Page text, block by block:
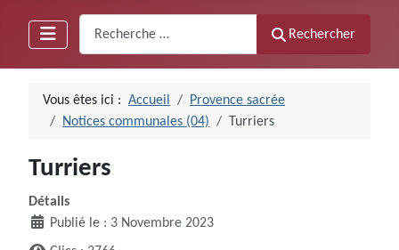
Rechercher
Vous êtes ici : Accueil
Provence sacrée
Notices communales (04)
Turriers
Turriers
Détails
Publié le : 3 Novembre 2023